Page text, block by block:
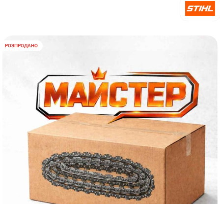
РОЗПРОДАНО